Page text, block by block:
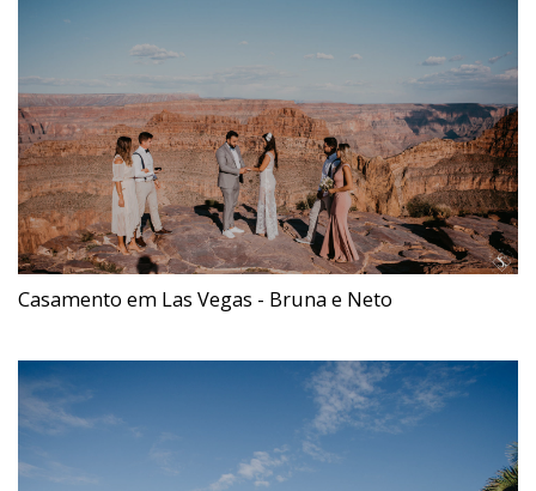
Casamento em Las Vegas - Bruna e Neto